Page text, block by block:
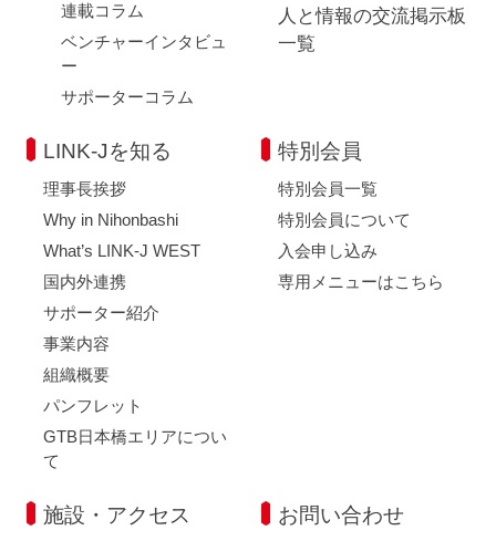
連載コラム
ベンチャーインタビュ
ー
サポーターコラム
人と情報の交流掲示板
一覧
LINK-Jを知る
理事長挨拶
Why in Nihonbashi
What’s LINK-J WEST
国内外連携
サポーター紹介
事業内容
組織概要
パンフレット
GTB日本橋エリアについ
て
特別会員
特別会員一覧
特別会員について
入会申し込み
専用メニューはこちら
施設・アクセス お問い合わせ